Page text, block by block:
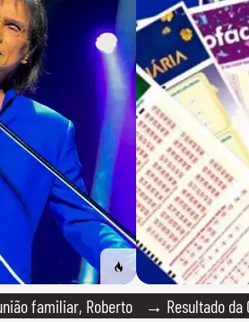
familiar, Roberto
→ Resultado da